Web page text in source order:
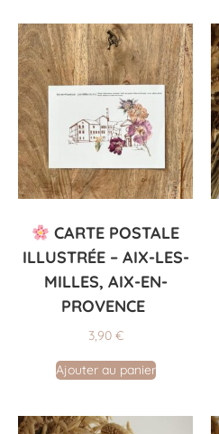
CARTE POSTALE
ILLUSTRÉE – AIX-LES-
MILLES, AIX-EN-
PROVENCE
3,90 €
Ajouter au panier